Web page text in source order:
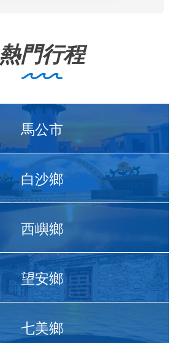
熱門行程
馬公市
白沙鄉
西嶼鄉
望安鄉
七美鄉